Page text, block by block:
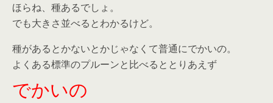
ほらね、種あるでしょ。
でも大きさ並べるとわかるけど。
種があるとかないとかじゃなくて普通にでかいの。
よくある標準のプルーンと比べるととりあえず
でかいの